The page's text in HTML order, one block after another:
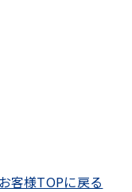
客様TOPに戻る